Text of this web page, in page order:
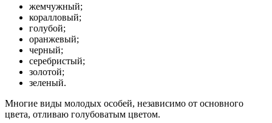
жемчужный;
коралловый;
голубой;
оранжевый;
черный;
серебристый;
золотой;
зеленый.
Многие виды молодых особей, независимо от основного
цвета, отливаю голубоватым цветом.